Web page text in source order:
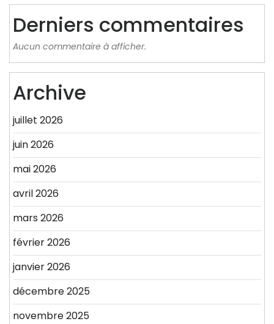
Derniers commentaires
Aucun commentaire à afficher.
Archive
juillet 2026
juin 2026
mai 2026
avril 2026
mars 2026
février 2026
janvier 2026
décembre 2025
novembre 2025